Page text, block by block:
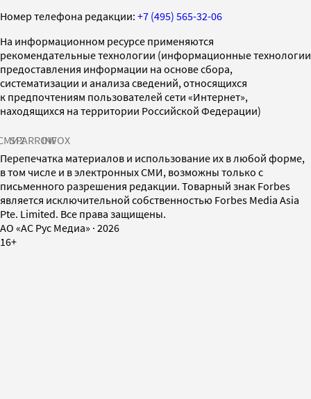
Номер телефона редакции: +7 (495) 565-32-06
На информационном ресурсе применяются
рекомендательные технологии (информационные технологии
предоставления информации на основе сбора,
систематизации и анализа сведений, относящихся
к предпочтениям пользователей сети «Интернет»,
находящихся на территории Российской Федерации)
SPARROWINFOX
Перепечатка материалов и использование их в любой форме,
в том числе и в электронных СМИ, возможны только с
письменного разрешения редакции. Товарный знак Forbes
является исключительной собственностью Forbes Media Asia
Pte. Limited. Все права защищены.
AO «АС Рус Медиа» · 2026
16+